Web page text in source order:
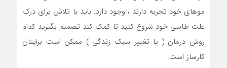
موهای خود تجربه دارند ، وجود دارد. باید با تلاش برای درک
علت طاسی خود شروع کنید تا کمک کند تصمیم بگیرید کدام
روش درمان ( یا تغییر سبک زندگی ) ممکن است برایتان
کارساز است.